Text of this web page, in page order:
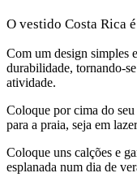
O vestido Costa Rica
Com um design simples
durabilidade, tornando-
atividade.
Coloque por cima do
para a praia, seja em
Coloque uns calções e
esplanada num dia de